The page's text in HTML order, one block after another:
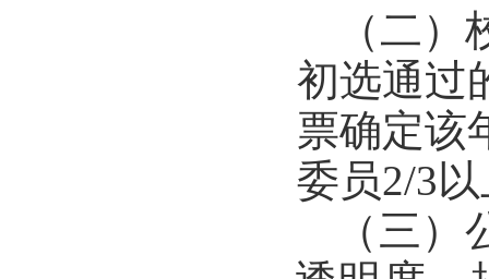
（二）
初选通过
票确定该
委员2/3
（三